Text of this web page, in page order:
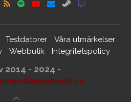
Testdatorer
Våra utmärkelser
Webbutik Integritetspolicy
2014 - 2024 -